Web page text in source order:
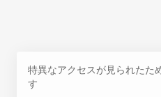
特異なアクセスが見られたた
す